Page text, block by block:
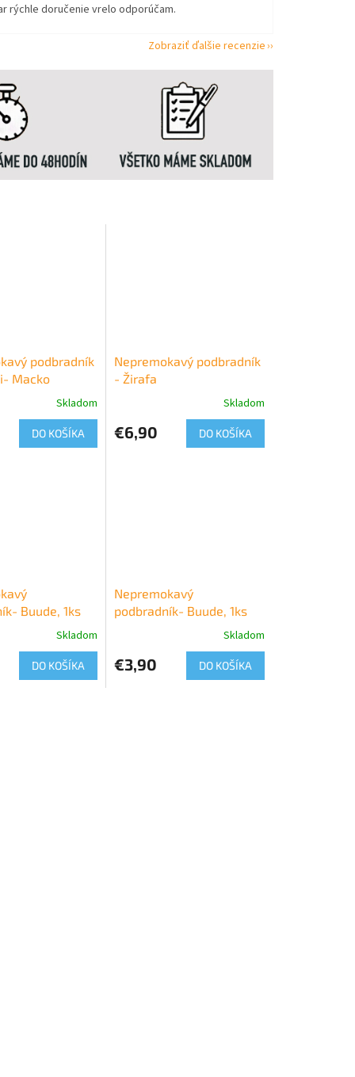
podbradník
Macko
Skladom
DO KOŠÍKA
Nepremokavý podbradník
- Žirafa
Skladom
€6,90 DO KOŠÍKA
Buude, 1ks
Skladom
DO KOŠÍKA
Nepremokavý
podbradník- Buude, 1ks
Skladom
€3,90 DO KOŠÍKA
rýchle doručenie vrelo odporúčam.
Zobraziť ďalšie recenzie